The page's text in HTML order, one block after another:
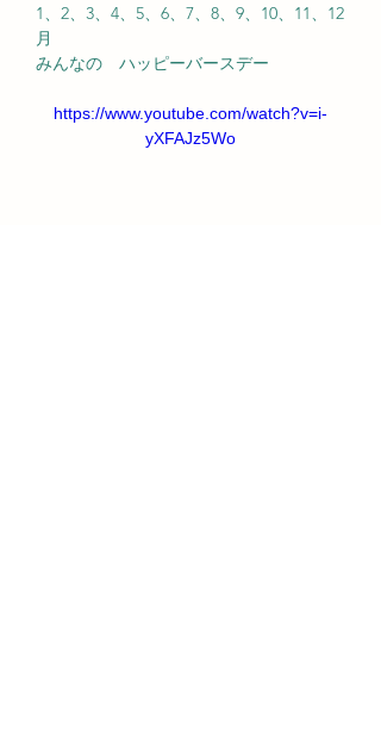
1、2、3、4、5、6、7、8、9、10、11、12
月
みんなの　ハッピーバースデー
https://www.youtube.com/watch?v=i-
yXFAJz5Wo